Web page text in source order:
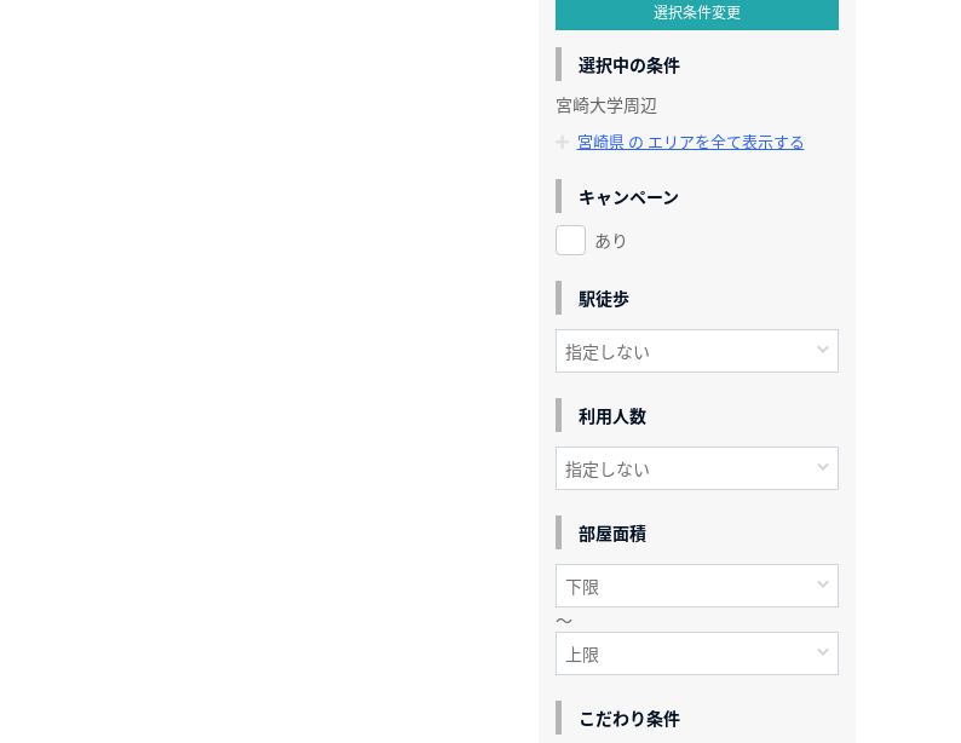
選択条件変更
選択中の条件
宮崎大学周辺
宮崎県 の エリアを全て表示する
キャンペーン
あり
駅徒歩
利用人数
部屋面積
～
こだわり条件